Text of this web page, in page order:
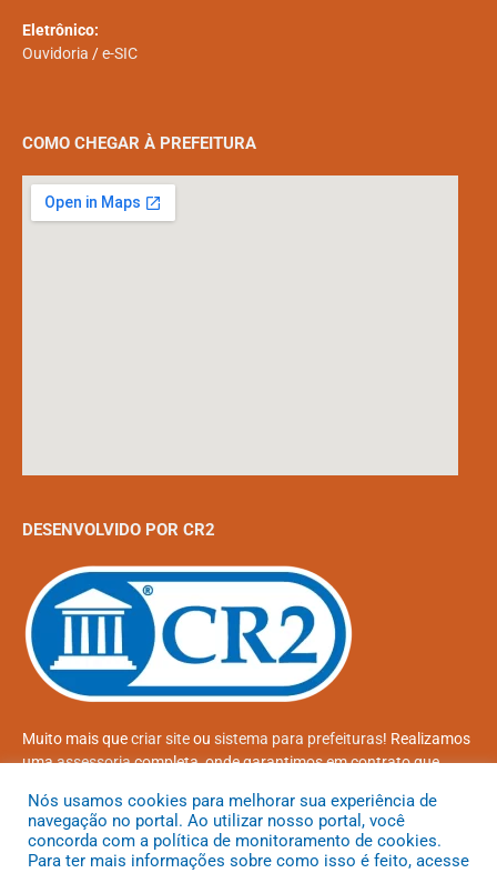
Eletrônico:
Ouvidoria /e-SIC
COMO CHEGAR À PREFEITURA
DESENVOLVIDO POR CR2
Muito mais quecriar siteou sistema para prefeituras! Realizamos
umaassessoriacompleta, onde garantimos em contrato que
atendidas.
Conheça oPNTPe oRadar da Transparência Pública
Nós usamos cookies para melhorar sua experiência de
navegação no portal. Ao utilizar nosso portal, você
concorda com a política de monitoramento de cookies.
Para ter mais informações sobre como isso é feito, acesse